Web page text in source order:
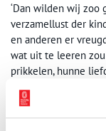
‘Dan wilden wij zoo
verzamellust der
en anderen er
wat uit te leeren
prikkelen, hunne
Een belangrijke
eerste uur was Jac.